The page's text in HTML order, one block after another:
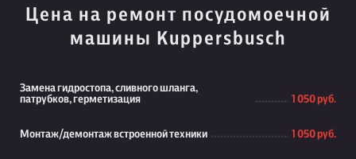
Цена на ремонт посудомоечной
машины Kuppersbusch
Замена гидростопа, сливного шланга,
патрубков, герметизация
1 050 руб.
Монтаж/демонтаж встроенной техники 1 050 руб.